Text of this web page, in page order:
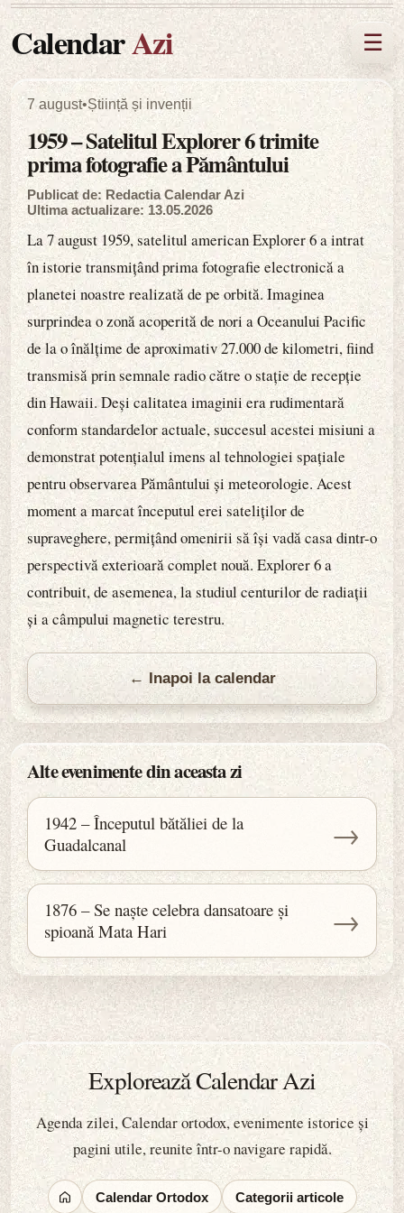
CalendarAzi ☰
7 august•Știință și invenții
1959 – Satelitul Explorer 6 trimite
prima fotografie a Pământului
Publicat de: Redactia Calendar Azi
Ultima actualizare: 13.05.2026
La 7 august 1959, satelitul american Explorer 6 a intrat
în istorie transmițând prima fotografie electronică a
planetei noastre realizată de pe orbită. Imaginea
surprindea o zonă acoperită de nori a Oceanului Pacific
de la o înălțime de aproximativ 27.000 de kilometri, fiind
transmisă prin semnale radio către o stație de recepție
din Hawaii. Deși calitatea imaginii era rudimentară
conform standardelor actuale, succesul acestei misiuni a
demonstrat potențialul imens al tehnologiei spațiale
pentru observarea Pământului și meteorologie. Acest
moment a marcat începutul erei sateliților de
supraveghere, permițând omenirii să își vadă casa dintr-o
perspectivă exterioară complet nouă. Explorer 6 a
contribuit, de asemenea, la studiul centurilor de radiații
și a câmpului magnetic terestru.
← Inapoi la calendar
Alte evenimente din aceasta zi
1942 – Începutul bătăliei de la
Guadalcanal
→
1876 – Se naște celebra dansatoare și
spioană Mata Hari
→
Explorează Calendar Azi
Agenda zilei, Calendar ortodox, evenimente istorice și
pagini utile, reunite într-o navigare rapidă.
Calendar Ortodox Categorii articole